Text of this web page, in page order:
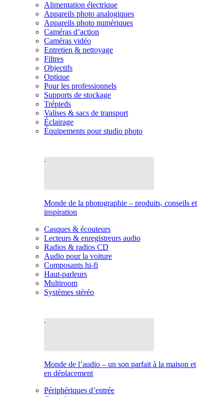
Alimentation électrique
Appareils photo analogiques
Appareils photo numériques
Caméras d’action
Caméras vidéo
Entretien & nettoyage
Filtres
Objectifs
Optique
Pour les professionnels
Supports de stockage
Trépieds
Valises & sacs de transport
Éclairage
Équipements pour studio photo
Monde de la photographie – produits, conseils et
inspiration
Casques & écouteurs
Lecteurs & enregistreurs audio
Radios & radios CD
Audio pour la voiture
Composants hi-fi
Haut-parleurs
Multiroom
Systèmes stéréo
Monde de l’audio – un son parfait à la maison et
en déplacement
Périphériques d’entrée